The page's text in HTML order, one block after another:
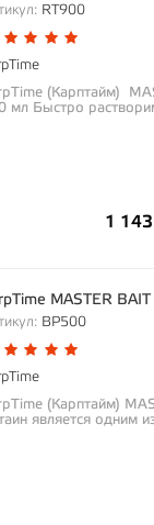
RT900
(Карптайм)
мл Быстро
1
MASTER
BP500
(Карптайм)
является одним